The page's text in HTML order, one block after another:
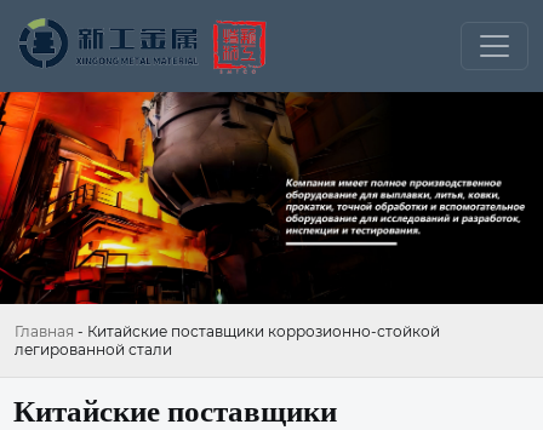
Главная - Китайские поставщики коррозионно-стойкой
легированной стали
Китайские поставщики